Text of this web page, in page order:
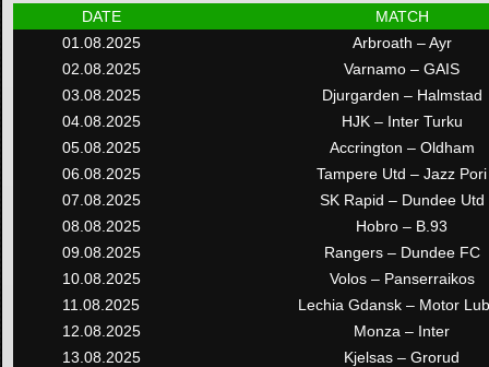
DATE
MATCH
01.08.2025
Arbroath – Ayr
02.08.2025
Varnamo – GAIS
03.08.2025
Djurgarden – Halmstad
04.08.2025
HJK – Inter Turku
05.08.2025
Accrington – Oldham
06.08.2025
Tampere Utd – Jazz Pori
07.08.2025
SK Rapid – Dundee Utd
08.08.2025
Hobro – B.93
09.08.2025
Rangers – Dundee FC
10.08.2025
Volos – Panserraikos
11.08.2025
Lechia Gdansk – Motor
12.08.2025
Monza – Inter
13.08.2025
Kjelsas – Grorud